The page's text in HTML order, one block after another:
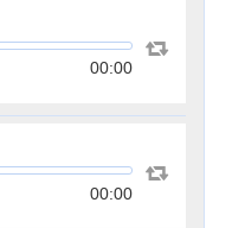
00:00
00:00